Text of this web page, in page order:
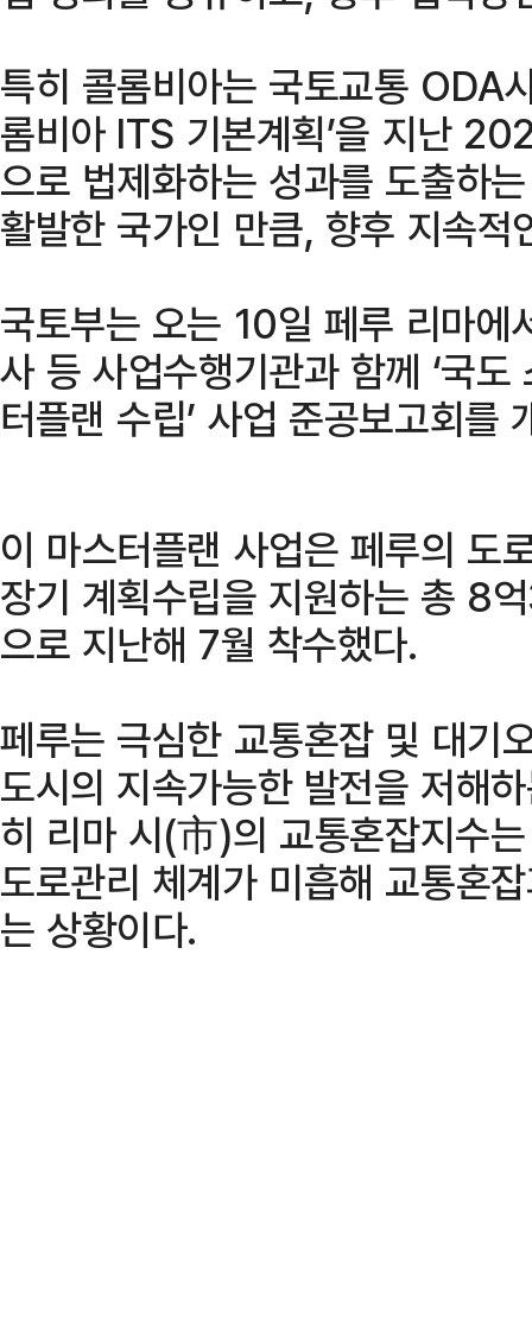
특히 콜롬비아는 국토교통 ODA
롬비아 ITS 기본계획’을 지난
으로 법제화하는 성과를 도출하
활발한 국가인 만큼, 향후 지속적
국토부는 오는 10일 페루 리마에
사 등 사업수행기관과 함께 ‘국
터플랜 수립’ 사업 준공보고회를
이 마스터플랜 사업은 페루의 도
장기 계획수립을 지원하는 총 8
으로 지난해 7월 착수했다.
페루는 극심한 교통혼잡 및 대기
도시의 지속가능한 발전을 저해
히 리마 시(市)의 교통혼잡지수
도로관리 체계가 미흡해 교통혼
는 상황이다.